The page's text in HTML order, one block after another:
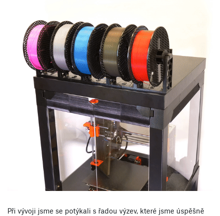
Při vývoji jsme se potýkali s řadou výzev, které jsme úspěšně